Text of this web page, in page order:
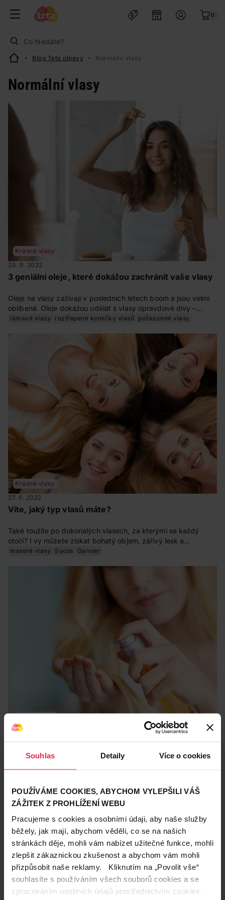
Souhlas Detaily Více o cookies
POUŽÍVÁME COOKIES, ABYCHOM VYLEPŠILI VÁŠ
ZÁŽITEK Z PROHLÍŽENÍ WEBU
Pracujeme s cookies a osobními údaji, aby naše služby
běžely, jak mají, abychom věděli, co se na našich
stránkách děje, mohli vám nabízet užitečné funkce, mohli
zlepšit zákaznickou zkušenost a abychom vám mohli
přizpůsobit naše reklamy. Kliknutím na „Povolit vše“
souhlasíte s používáním všech souborů cookies a se
zpracováním osobních údajů prostřednictvím cookies.
0
Blog Teta objevy Normální vlasy
Normální vlasy
Krásné vlasy
20. 9. 2022
3 geniální oleje, které dokážou zachránit vaše vlasy
Oleje na vlasy zažívají v posledních letech boom a jsou velmi
oblíbené. Oleje dokážou udělat s vlasy opravdové divy –
zjemní je, vyživí, posílí a dodají jim krásný lesk a úchvatnou
lámavé vlasy roztřepené konečky vlasů poškozené vlasy
Krásné vlasy
27. 6. 2022
Víte, jaký typ vlasů máte?
Také toužíte po dokonalých vlasech, za kterými se každý
otočí? I vy můžete získat bohatý objem, zářivý lesk a
sametově hebkou hřívu. Stačí vědět, jak na to. Vlasy vyžadují
mastné vlasy Syoss Garnier
26. 7. 2021